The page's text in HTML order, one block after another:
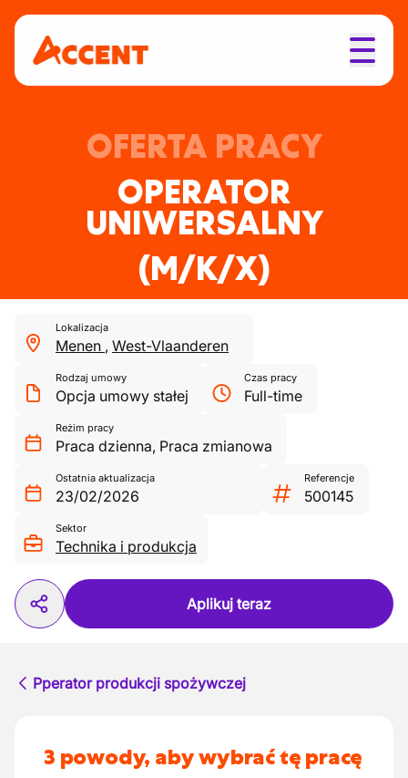
OFERTA PRACY
OPERATOR
UNIWERSALNY
(M/K/X)
Lokalizacja
Menen , West-Vlaanderen
Rodzaj umowy
Opcja umowy stałej
Czas pracy
Full-time
Reżim pracy
Praca dzienna, Praca zmianowa
Ostatnia aktualizacja
23/02/2026
Referencje
500145
Sektor
Technika i produkcja
Aplikuj teraz
Pperator produkcji spożywczej
3 powody, aby wybrać tę pracę